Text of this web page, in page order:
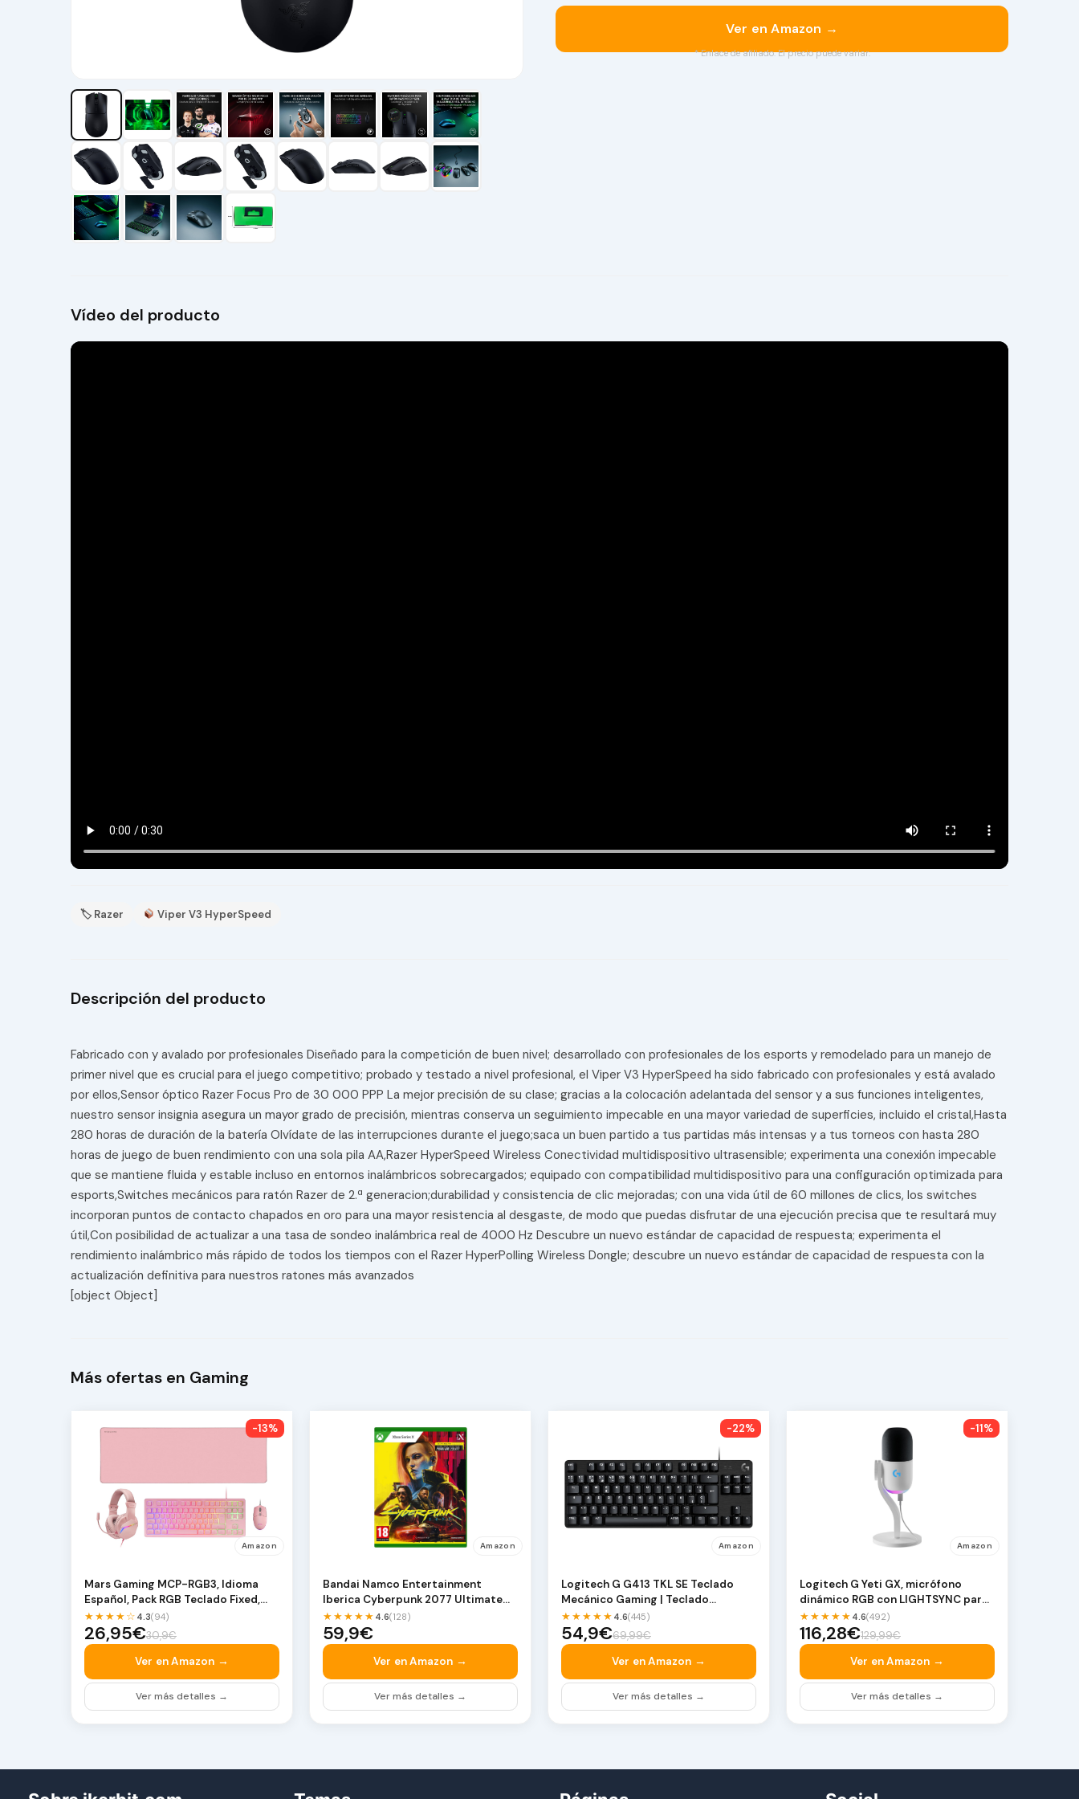
Ver en Amazon →
* Enlace de afiliado. El precio puede variar.
Vídeo del producto
🏷 Razer Viper V3 HyperSpeed
Descripción del producto
Fabricado con y avalado por profesionales Diseñado para la competición de buen nivel; desarrollado con profesionales de los esports y remodelado para un manejo de
primer nivel que es crucial para el juego competitivo; probado y testado a nivel profesional, el Viper V3 HyperSpeed ha sido fabricado con profesionales y está avalado
por ellos,Sensor óptico Razer Focus Pro de 30 000 PPP La mejor precisión de su clase; gracias a la colocación adelantada del sensor y a sus funciones inteligentes,
nuestro sensor insignia asegura un mayor grado de precisión, mientras conserva un seguimiento impecable en una mayor variedad de superficies, incluido el cristal,Hasta
280 horas de duración de la batería Olvídate de las interrupciones durante el juego;saca un buen partido a tus partidas más intensas y a tus torneos con hasta 280
horas de juego de buen rendimiento con una sola pila AA,Razer HyperSpeed Wireless Conectividad multidispositivo ultrasensible; experimenta una conexión impecable
que se mantiene fluida y estable incluso en entornos inalámbricos sobrecargados; equipado con compatibilidad multidispositivo para una configuración optimizada para
esports,Switches mecánicos para ratón Razer de 2.ª generacion;durabilidad y consistencia de clic mejoradas; con una vida útil de 60 millones de clics, los switches
incorporan puntos de contacto chapados en oro para una mayor resistencia al desgaste, de modo que puedas disfrutar de una ejecución precisa que te resultará muy
útil,Con posibilidad de actualizar a una tasa de sondeo inalámbrica real de 4000 Hz Descubre un nuevo estándar de capacidad de respuesta; experimenta el
rendimiento inalámbrico más rápido de todos los tiempos con el Razer HyperPolling Wireless Dongle; descubre un nuevo estándar de capacidad de respuesta con la
actualización definitiva para nuestros ratones más avanzados
[object Object]
Más ofertas en Gaming
-13%
Amazon
Mars Gaming MCP-RGB3, Idioma
Español, Pack RGB Teclado Fixed,
Ratón Flow 3200 d…
★★★★☆ 4.3(94)
26,95€30,9€
Ver en Amazon →
Ver más detalles →
Amazon
Bandai Namco Entertainment
Iberica Cyberpunk 2077 Ultimate
Edition, Xbox Series…
★★★★★ 4.6(128)
59,9€
Ver en Amazon →
Ver más detalles →
-22%
Amazon
Logitech G G413 TKL SE Teclado
Mecánico Gaming | Teclado
Compacto Retroiluminad…
★★★★★ 4.6(445)
54,9€69,99€
Ver en Amazon →
Ver más detalles →
-11%
Amazon
Logitech G Yeti GX, micrófono
dinámico RGB con LIGHTSYNC para
Gaming | micrófon…
★★★★★ 4.6(492)
116,28€129,99€
Ver en Amazon →
Ver más detalles →